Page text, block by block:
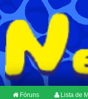
Fóruns Lista de